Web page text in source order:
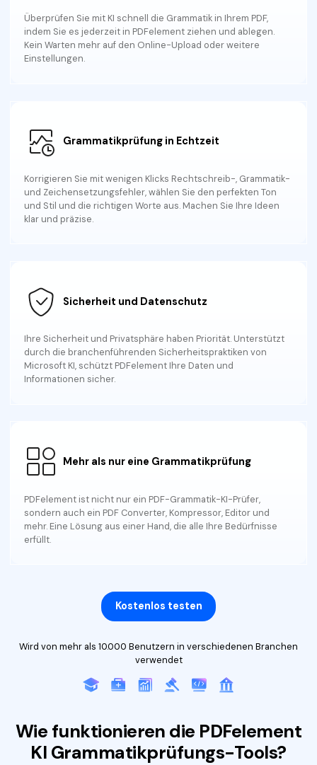
Freiberufler
Alle PDF-Funktionen
PDF-bezogene Informationen, die Sie benötigen.
Download-Zentrum
Laden Sie die leistungsstärksten und einfachsten PDF-Tools
Überprüfen Sie mit KI schnell die Grammatik in Ihrem PDF,
indem Sie es jederzeit in PDFelement ziehen und ablegen.
Kein Warten mehr auf den Online-Upload oder weitere
Einstellungen.
Grammatikprüfung in Echtzeit
Korrigieren Sie mit wenigen Klicks Rechtschreib-, Grammatik-
und Zeichensetzungsfehler, wählen Sie den perfekten Ton
und Stil und die richtigen Worte aus. Machen Sie Ihre Ideen
klar und präzise.
Sicherheit und Datenschutz
Ihre Sicherheit und Privatsphäre haben Priorität. Unterstützt
durch die branchenführenden Sicherheitspraktiken von
Microsoft KI, schützt PDFelement Ihre Daten und
Informationen sicher.
Mehr als nur eine Grammatikprüfung
PDFelement ist nicht nur ein PDF-Grammatik-KI-Prüfer,
sondern auch ein PDF Converter, Kompressor, Editor und
mehr. Eine Lösung aus einer Hand, die alle Ihre Bedürfnisse
erfüllt.
Kostenlos testen
Wird von mehr als 10.000 Benutzern in verschiedenen Branchen
verwendet
Wie funktionieren die PDFelement
KI Grammatikprüfungs-Tools?